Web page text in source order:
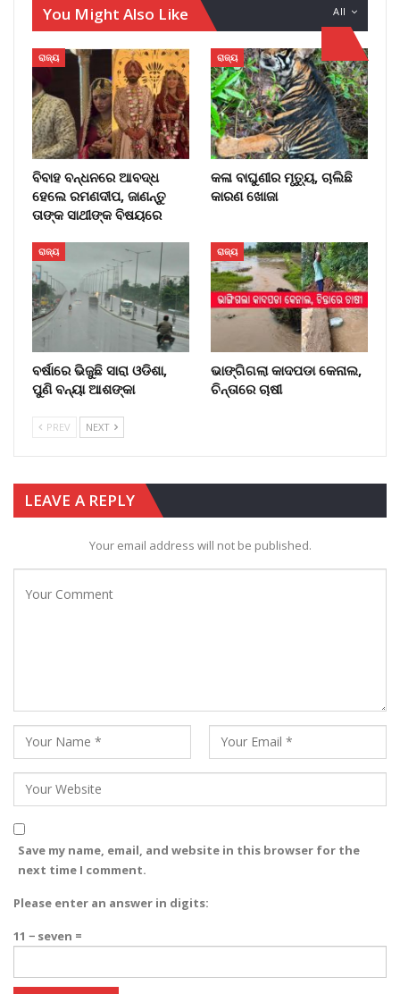
All
You Might Also Like
ରାଜ୍ୟ
ବିବାହ ବନ୍ଧନରେ ଆବଦ୍ଧ
ହେଲେ ରମଣଦୀପ, ଜାଣନ୍ତୁ
ତାଙ୍କ ସାଥୀଙ୍କ ବିଷୟରେ
ରାଜ୍ୟ
କଳା ବାଘୁଣୀର ମୃତ୍ୟୁ, ଚାଲିଛି
କାରଣ ଖୋଜା
ରାଜ୍ୟ
ବର୍ଷାରେ ଭିଜୁଛି ସାରା ଓଡିଶା,
ପୁଣି ବନ୍ୟା ଆଶଙ୍କା
ରାଜ୍ୟ
ଭାଙ୍ଗିଗଲା କାଦପଡା କେନାଲ,
ଚିନ୍ତାରେ ଚାଷୀ
PREV NEXT
LEAVE A REPLY
Your email address will not be published.
Save my name, email, and website in this browser for the
next time I comment.
Please enter an answer in digits:
11 − seven =